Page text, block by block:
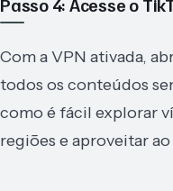
Com a VPN ativada,
todos os conteúdos
como é fácil explorar
regiões e aproveitar